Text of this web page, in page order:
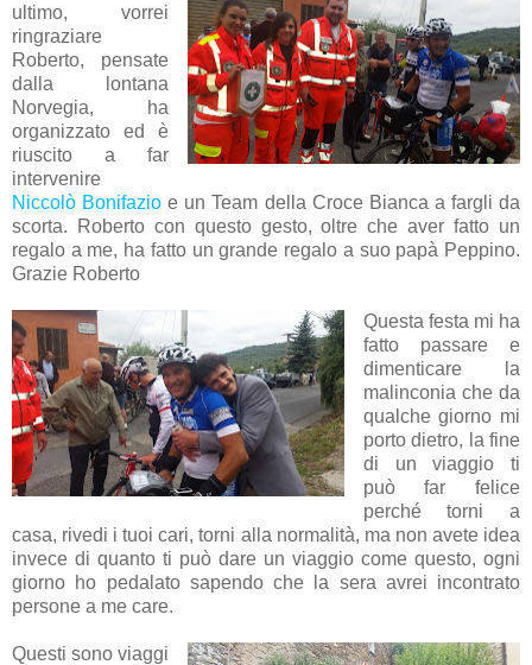
ultimo, vorrei
ringraziare
Roberto, pensate
dalla lontana
Norvegia, ha
organizzato ed è
riuscito a far
intervenire
Niccolò Bonifazio e un Team della Croce Bianca a fargli da
scorta. Roberto con questo gesto, oltre che aver fatto un
regalo a me, ha fatto un grande regalo a suo papà Peppino.
Grazie Roberto
Questa festa mi ha
fatto passare e
dimenticare la
malinconia che da
qualche giorno mi
porto dietro, la fine
di un viaggio ti
può far felice
perché torni a
casa, rivedi i tuoi cari, torni alla normalità, ma non avete idea
invece di quanto ti può dare un viaggio come questo, ogni
giorno ho pedalato sapendo che la sera avrei incontrato
persone a me care.
Questi sono viaggi